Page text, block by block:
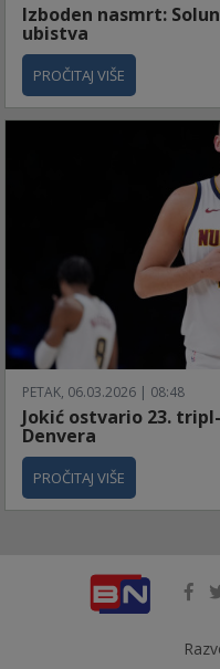
Izboden nasmrt:
ubistva
PROČITAJ VIŠE
PETAK, 06.03.2026 | 08:48
Jokić ostvario 23.
Denvera
PROČITAJ VIŠE